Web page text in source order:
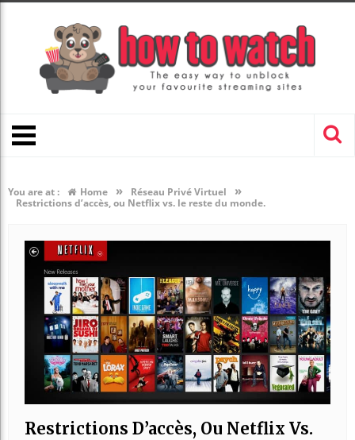
You are at : Home » Réseau Privé Virtuel »
Restrictions d’accès, ou Netflix vs. le reste du monde.
Restrictions D’accès, Ou Netflix Vs.